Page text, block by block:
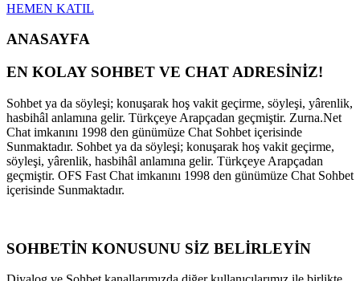
HEMEN KATIL
ANASAYFA
EN KOLAY SOHBET VE CHAT ADRESİNİZ!
Sohbet ya da söyleşi; konuşarak hoş vakit geçirme, söyleşi, yârenlik,
hasbihâl anlamına gelir. Türkçeye Arapçadan geçmiştir. Zurna.Net
Chat imkanını 1998 den günümüze Chat Sohbet içerisinde
Sunmaktadır. Sohbet ya da söyleşi; konuşarak hoş vakit geçirme,
söyleşi, yârenlik, hasbihâl anlamına gelir. Türkçeye Arapçadan
geçmiştir. OFS Fast Chat imkanını 1998 den günümüze Chat Sohbet
içerisinde Sunmaktadır.
SOHBETİN KONUSUNU SİZ BELİRLEYİN